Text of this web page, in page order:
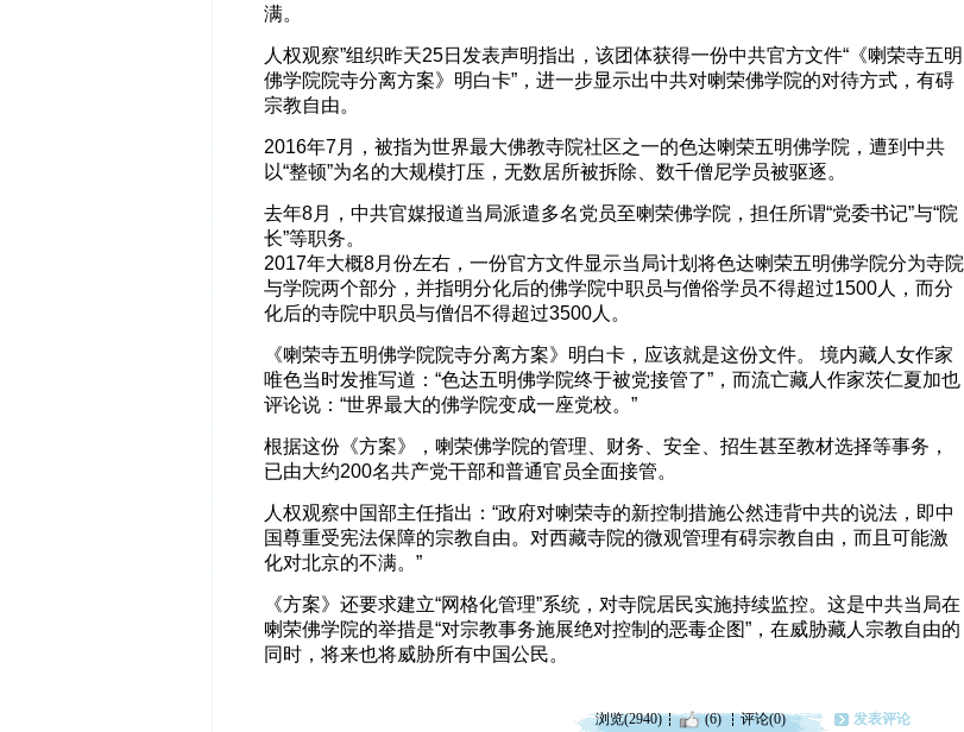
满。
人权观察”组织昨天25日发表声明指出，该团体获得一份中共官方文件“《喇荣寺五明
佛学院院寺分离方案》明白卡”，进一步显示出中共对喇荣佛学院的对待方式，有碍
宗教自由。
2016年7月，被指为世界最大佛教寺院社区之一的色达喇荣五明佛学院，遭到中共
以“整顿”为名的大规模打压，无数居所被拆除、数千僧尼学员被驱逐。
去年8月，中共官媒报道当局派遣多名党员至喇荣佛学院，担任所谓“党委书记”与“院
长”等职务。
2017年大概8月份左右，一份官方文件显示当局计划将色达喇荣五明佛学院分为寺院
与学院两个部分，并指明分化后的佛学院中职员与僧俗学员不得超过1500人，而分
化后的寺院中职员与僧侣不得超过3500人。
《喇荣寺五明佛学院院寺分离方案》明白卡，应该就是这份文件。 境内藏人女作家
唯色当时发推写道：“色达五明佛学院终于被党接管了”，而流亡藏人作家茨仁夏加也
评论说：“世界最大的佛学院变成一座党校。”
根据这份《方案》，喇荣佛学院的管理、财务、安全、招生甚至教材选择等事务，
已由大约200名共产党干部和普通官员全面接管。
人权观察中国部主任指出：“政府对喇荣寺的新控制措施公然违背中共的说法，即中
国尊重受宪法保障的宗教自由。对西藏寺院的微观管理有碍宗教自由，而且可能激
化对北京的不满。”
《方案》还要求建立“网格化管理”系统，对寺院居民实施持续监控。这是中共当局在
喇荣佛学院的举措是“对宗教事务施展绝对控制的恶毒企图”，在威胁藏人宗教自由的
同时，将来也将威胁所有中国公民。
浏览(2940) (6) 评论(0) 发表评论